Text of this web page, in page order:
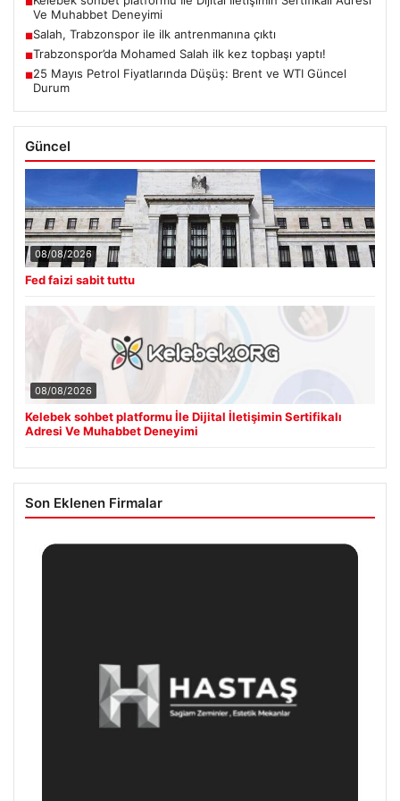
Ve Muhabbet Deneyimi
■Salah, Trabzonspor ile ilk antrenmanına çıktı
■Trabzonspor’da Mohamed Salah ilk kez topbaşı yaptı!
■25 Mayıs Petrol Fiyatlarında Düşüş: Brent ve WTI Güncel
Durum
Güncel
08/08/2026
Fed faizi sabit tuttu
08/08/2026
Kelebek sohbet platformu İle Dijital İletişimin Sertifikalı
Adresi Ve Muhabbet Deneyimi
Son Eklenen Firmalar